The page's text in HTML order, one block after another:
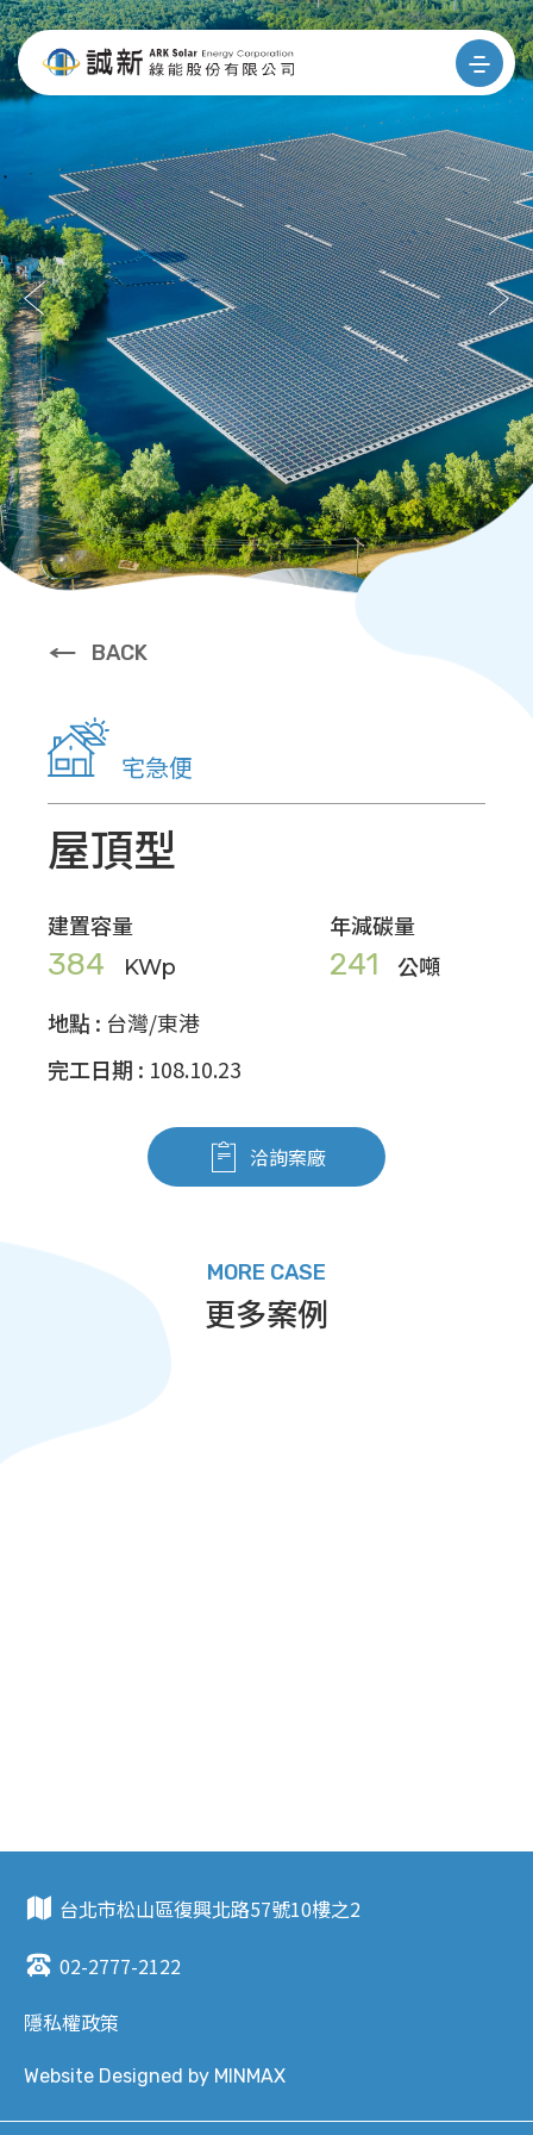
BACK
宅急便
屋頂型
建置容量
384 KWp
年減碳量
241 公噸
地點 : 台灣/東港
完工日期 : 108.10.23
洽詢案廠
MORE CASE
更多案例
台北市松山區復興北路57號10樓之2
02-2777-2122
隱私權政策
Website Designed by MINMAX